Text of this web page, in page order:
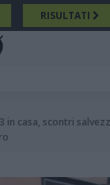
RISULTATI
in casa, scontri